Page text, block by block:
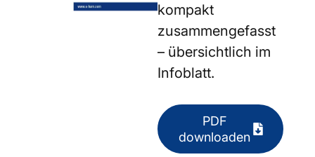
kompakt
zusammengefasst
– übersichtlich im
Infoblatt.
PDF
downloaden